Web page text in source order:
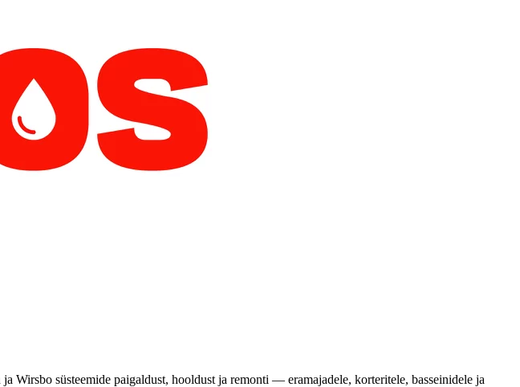
Wirsbo süsteemide paigaldust, hooldust ja remonti — eramajadele, korteritele, basseinidele ja